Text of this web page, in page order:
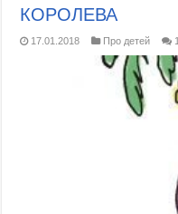
КОРОЛЕВА
17.01.2018 Про детей